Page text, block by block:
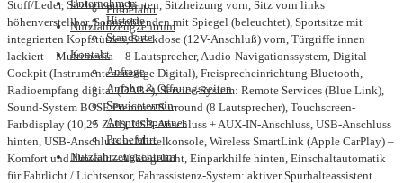
Probefahrt
Nutzfahrzeugzentrum
Unternehmen
Historie
Standorte
Kontakt
Anfrage
Anfahrt & Öffnungszeiten
Servicetermin
Ansprechpartner
Probefahrt
Nutzfahrzeugzentrum
Stoff/Leder, Sitzheizung hinten, Sitzheizung vorn, Sitz vorn links
höhenverstellbar, Sonnenblenden mit Spiegel (beleuchtet), Sportsitze mit
integrierten Kopfstützen, Steckdose (12V-Anschluß) vorn, Türgriffe innen
lackiert – Multimedia – 8 Lautsprecher, Audio-Navigationssystem, Digital
Cockpit (Instrumentenanzeige Digital), Freisprecheinrichtung Bluetooth,
Radioempfang digital (DAB+), Service-System: Remote Services (Blue Link),
Sound-System BOSE Premium Surround (8 Lautsprecher), Touchscreen-
Farbdisplay (10,25 Zoll), USB-Anschluss + AUX-IN-Anschluss, USB-Anschluss
hinten, USB-Anschluss in Mittelkonsole, Wireless SmartLink (Apple CarPlay) –
Komfort und Umwelt – Abbiegelicht, Einparkhilfe hinten, Einschaltautomatik
für Fahrlicht / Lichtsensor, Fahrassistenz-System: aktiver Spurhalteassistent